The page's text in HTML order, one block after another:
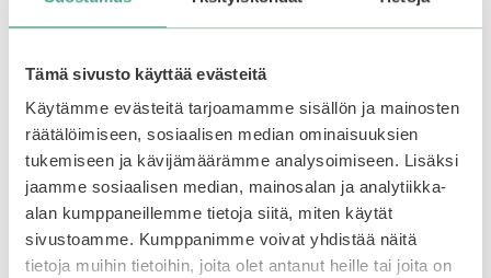
Tämä sivusto käyttää evästeitä
Käytämme evästeitä tarjoamamme sisällön ja mainosten
räätälöimiseen, sosiaalisen median ominaisuuksien
tukemiseen ja kävijämäärämme analysoimiseen. Lisäksi
jaamme sosiaalisen median, mainosalan ja analytiikka-
alan kumppaneillemme tietoja siitä, miten käytät
sivustoamme. Kumppanimme voivat yhdistää näitä
tietoja muihin tietoihin, joita olet antanut heille tai joita on
Tutustu myös